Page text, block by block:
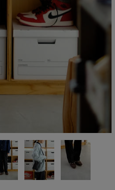
ご利用ガイド
ギフトラッ
この条件で絞